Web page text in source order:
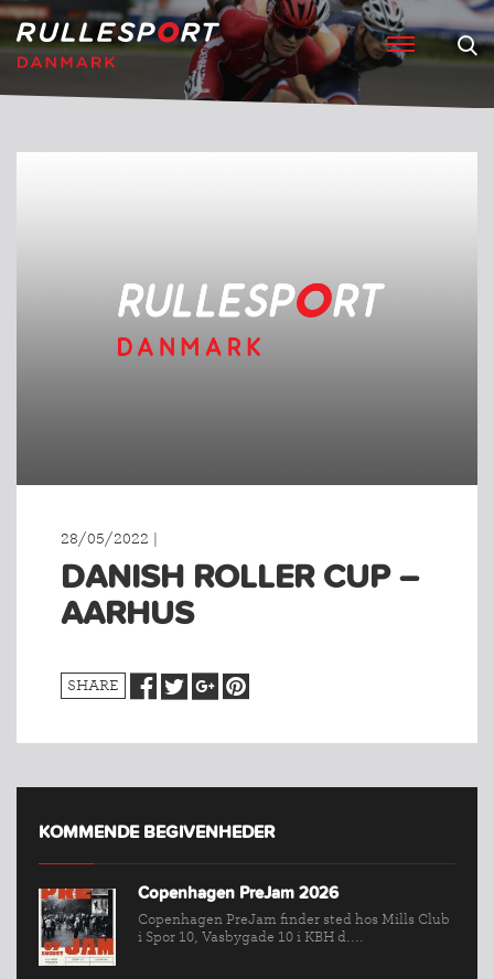
28/05/2022 |
DANISH ROLLER CUP –
AARHUS
SHARE
KOMMENDE BEGIVENHEDER
Copenhagen PreJam 2026
Copenhagen PreJam finder sted hos Mills Club
i Spor 10, Vasbygade 10 i KBH d....